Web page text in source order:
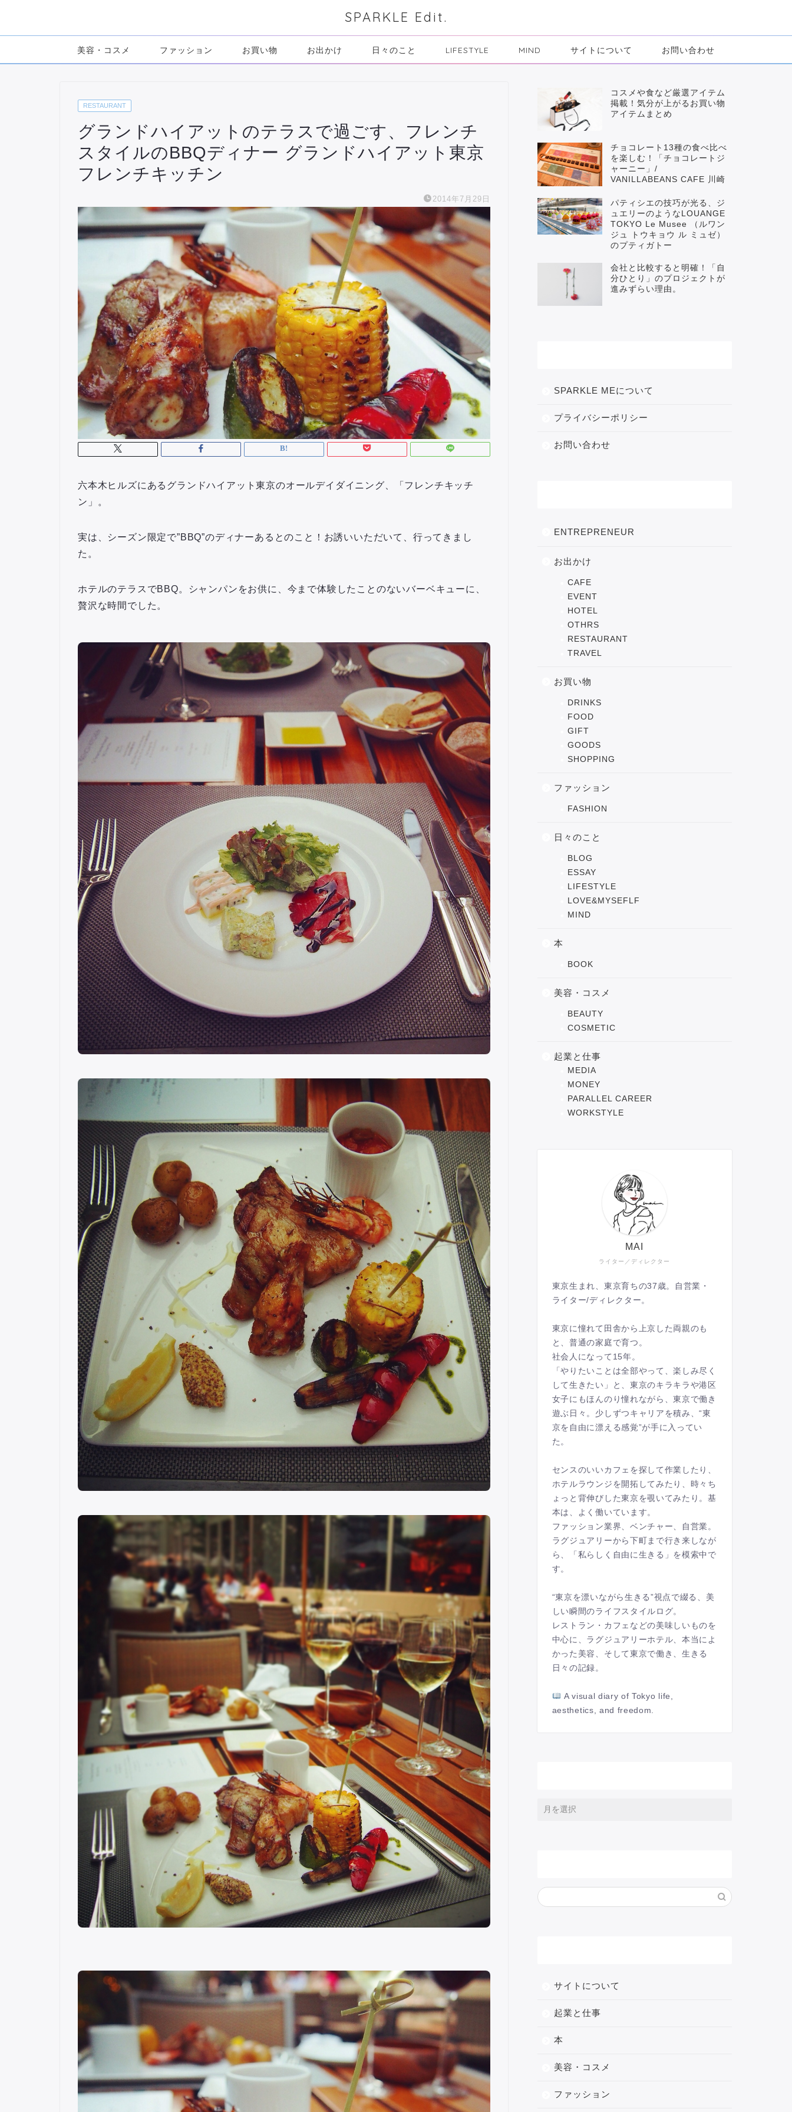
SPARKLE Edit.
美容・コスメ ファッション お買い物 お出かけ 日々のこと LIFESTYLE MIND サイトについて お問い合わせ
RESTAURANT
グランドハイアットのテラスで過ごす、フレンチ
スタイルのBBQディナー グランドハイアット東京
フレンチキッチン
2014年7月29日
六本木ヒルズにあるグランドハイアット東京のオールデイダイニング、「フレンチキッチ
ン」。
実は、シーズン限定で”BBQ”のディナーあるとのこと！お誘いいただいて、行ってきまし
た。
ホテルのテラスでBBQ。シャンパンをお供に、今まで体験したことのないバーベキューに、
贅沢な時間でした。
コスメや食など厳選アイテム
掲載！気分が上がるお買い物
アイテムまとめ
チョコレート13種の食べ比べ
を楽しむ！「チョコレートジ
ャーニー」/
VANILLABEANS CAFE 川崎
パティシエの技巧が光る、ジ
ュエリーのようなLOUANGE
TOKYO Le Musee （ルワン
ジュ トウキョウ ル ミュゼ）
のプティガトー
会社と比較すると明確！「自
分ひとり」のプロジェクトが
進みずらい理由。
SPARKLE MEについて
プライバシーポリシー
お問い合わせ
ENTREPRENEUR
お出かけ
CAFE
EVENT
HOTEL
OTHRS
RESTAURANT
TRAVEL
お買い物
DRINKS
FOOD
GIFT
GOODS
SHOPPING
ファッション
FASHION
日々のこと
BLOG
ESSAY
LIFESTYLE
LOVE&MYSEFLF
MIND
本
BOOK
美容・コスメ
BEAUTY
COSMETIC
起業と仕事
MEDIA
MONEY
PARALLEL CAREER
WORKSTYLE
ライター／ディレクター
MAI
東京生まれ、東京育ちの37歳。自営業・
ライター/ディレクター。
東京に憧れて田舎から上京した両親のも
と、普通の家庭で育つ。
社会人になって15年。
「やりたいことは全部やって、楽しみ尽く
して生きたい」と、東京のキラキラや港区
女子にもほんのり憧れながら、東京で働き
遊ぶ日々。少しずつキャリアを積み、“東
京を自由に漂える感覚”が手に入ってい
た。
センスのいいカフェを探して作業したり、
ホテルラウンジを開拓してみたり、時々ち
ょっと背伸びした東京を覗いてみたり。基
本は、よく働いています。
ファッション業界、ベンチャー、自営業。
ラグジュアリーから下町まで行き来しなが
ら、「私らしく自由に生きる」を模索中で
す。
“東京を漂いながら生きる”視点で綴る、美
しい瞬間のライフスタイルログ。
レストラン・カフェなどの美味しいものを
中心に、ラグジュアリーホテル、本当によ
かった美容、そして東京で働き、生きる
日々の記録。
A visual diary of Tokyo life,
aesthetics, and freedom.
サイトについて
起業と仕事
本
美容・コスメ
ファッション